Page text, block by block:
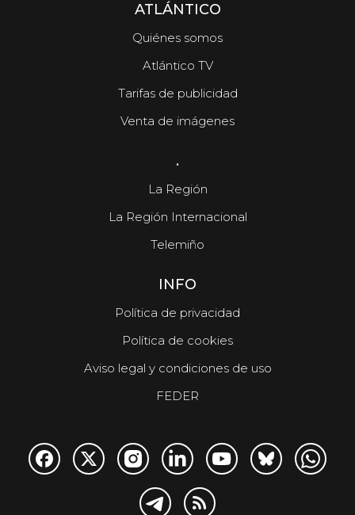
ATLÁNTICO
Quiénes somos
Atlántico TV
Tarifas de publicidad
Venta de imágenes
.
La Región
La Región Internacional
Telemiño
INFO
Política de privacidad
Política de cookies
Aviso legal y condiciones de uso
FEDER